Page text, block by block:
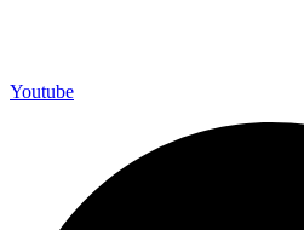
Youtube